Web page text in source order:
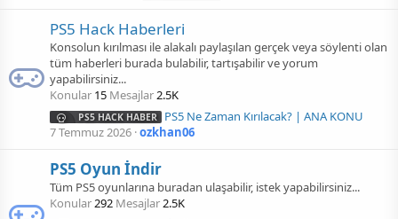
PS5 Hack Haberleri
Konsolun kırılması ile alakalı paylaşılan gerçek veya söylenti olan
tüm haberleri burada bulabilir, tartışabilir ve yorum
yapabilirsiniz...
Konular 15 Mesajlar2.5K
PS5 HACK HABER
PS5 Ne Zaman Kırılacak? | ANA KONU
7 Temmuz 2026 ozkhan06
PS5 Oyun İndir
Tüm PS5 oyunlarına buradan ulaşabilir, istek yapabilirsiniz...
Konular292 Mesajlar2.5K